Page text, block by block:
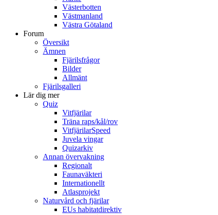
Västerbotten
Västmanland
Västra Götaland
Forum
Översikt
Ämnen
Fjärilsfrågor
Bilder
Allmänt
Fjärilsgalleri
Lär dig mer
Quiz
Vitfjärilar
Träna raps/kål/rov
VitfjärilarSpeed
Juvela vingar
Quizarkiv
Annan övervakning
Regionalt
Faunaväkteri
Internationellt
Atlasprojekt
Naturvård och fjärilar
EUs habitatdirektiv